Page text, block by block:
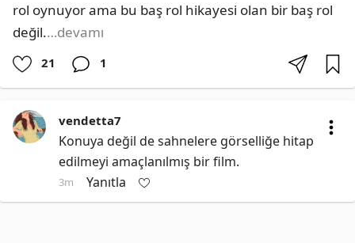
rol oynuyor ama bu baş rol hikayesi olan bir baş rol
değil.…devamı
21 1
vendetta7
Konuya değil de sahnelere görselliğe hitap
edilmeyi amaçlanılmış bir film.
3m Yanıtla